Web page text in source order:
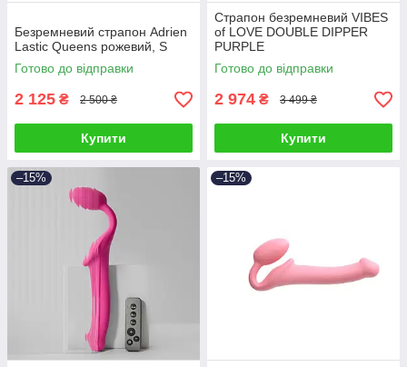
Безремневий страпон Adrien
Lastic Queens рожевий, S
Готово до відправки
2 125 ₴ 2 500 ₴
Купити
Страпон безремневий VIBES
of LOVE DOUBLE DIPPER
PURPLE
Готово до відправки
2 974 ₴ 3 499 ₴
Купити
–15% –15%